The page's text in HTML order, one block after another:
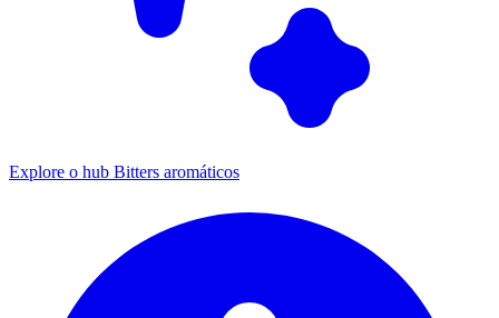
Explore o hub Bitters aromáticos